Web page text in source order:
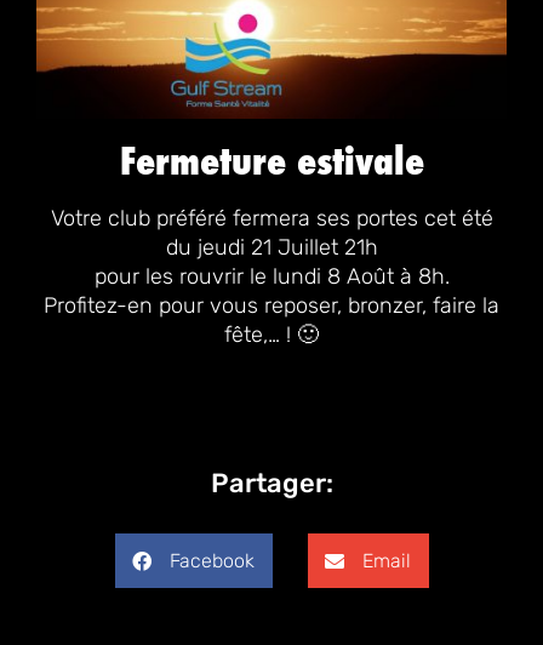
Fermeture estivale
Votre club préféré fermera ses portes cet été
du jeudi 21 Juillet 21h
pour les rouvrir le lundi 8 Août à 8h.
Profitez-en pour vous reposer, bronzer, faire la
fête,… ! 🙂
Partager:
Facebook Email